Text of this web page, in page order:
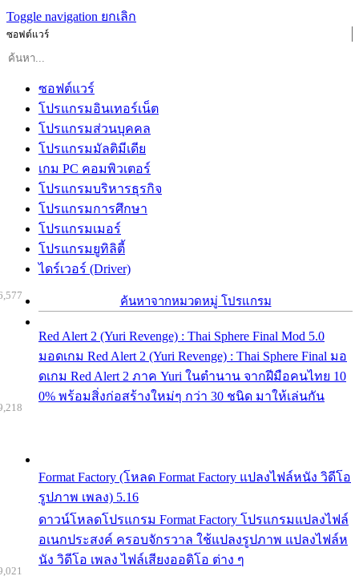
Toggle navigation ยกเลิก
ซอฟต์แวร์
ซอฟต์แวร์
โปรแกรมอินเทอร์เน็ต
โปรแกรมส่วนบุคคล
โปรแกรมมัลติมีเดีย
เกม PC คอมพิวเตอร์
โปรแกรมบริหารธุรกิจ
โปรแกรมการศึกษา
โปรแกรมเมอร์
โปรแกรมยูทิลิตี้
ไดร์เวอร์ (Driver)
ค้นหาจากหมวดหมู่ โปรแกรม
Red Alert 2 (Yuri Revenge) : Thai Sphere Final Mod 5.0
มอดเกม Red Alert 2 (Yuri Revenge) : Thai Sphere Final มอ
ดเกม Red Alert 2 ภาค Yuri ในตำนาน จากฝีมือคนไทย 10
0% พร้อมสิ่งก่อสร้างใหม่ๆ กว่า 30 ชนิด มาให้เล่นกัน
Format Factory (โหลด Format Factory แปลงไฟล์หนัง วิดีโอ
รูปภาพ เพลง) 5.16
ดาวน์โหลดโปรแกรม Format Factory โปรแกรมแปลงไฟล์
อเนกประสงค์ ครอบจักรวาล ใช้แปลงรูปภาพ แปลงไฟล์ห
นัง วิดีโอ เพลง ไฟล์เสียงออดิโอ ต่าง ๆ